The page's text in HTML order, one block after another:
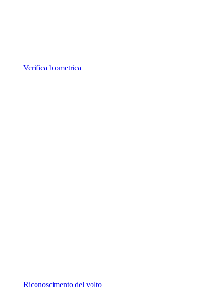
Verifica biometrica
Riconoscimento del volto